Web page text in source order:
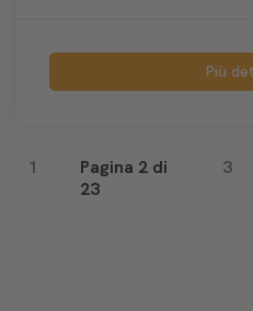
Più
1
Pagina 2 di
23
3